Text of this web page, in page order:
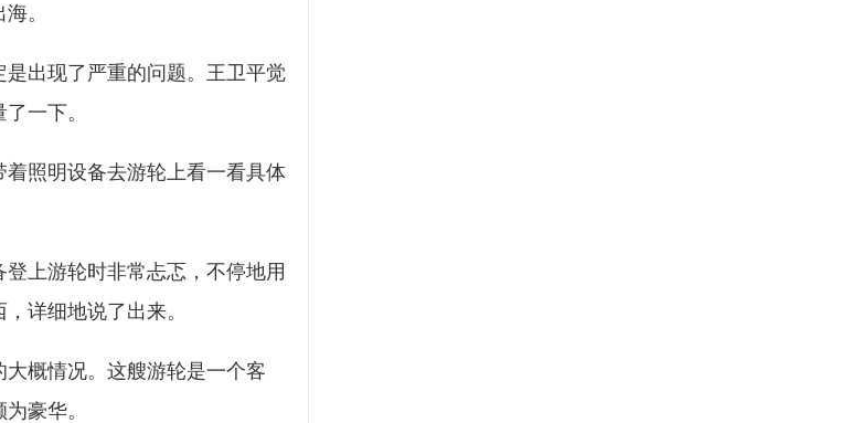
。
出现了严重的问题。王卫平觉
一下。
照明设备去游轮上看一看具体
上游轮时非常忐忑，不停地用
详细地说了出来。
概情况。这艘游轮是一个客
豪华。